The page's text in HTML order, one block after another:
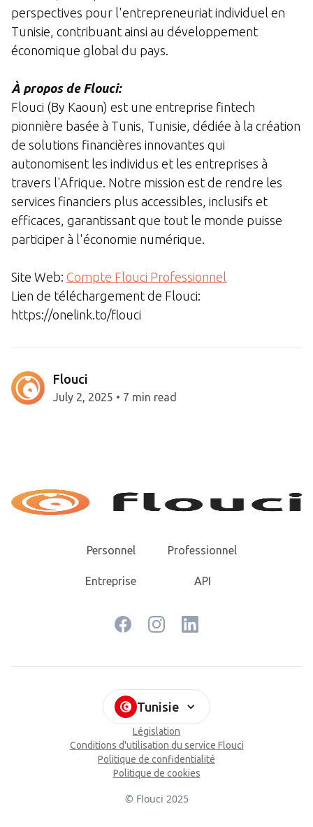
perspectives pour l'entrepreneuriat individuel en
Tunisie, contribuant ainsi au développement
économique global du pays.
À propos de Flouci:
Flouci (By Kaoun) est une entreprise fintech
pionnière basée à Tunis, Tunisie, dédiée à la création
de solutions financières innovantes qui
autonomisent les individus et les entreprises à
travers l'Afrique. Notre mission est de rendre les
services financiers plus accessibles, inclusifs et
efficaces, garantissant que tout le monde puisse
participer à l'économie numérique.
Site Web: Compte Flouci Professionnel
Lien de téléchargement de Flouci:
https://onelink.to/flouci
Flouci
July 2, 2025 • 7 min read
Personnel Professionnel
Entreprise API
© Flouci 2025
Législation
Conditions d'utilisation du service Flouci
Politique de confidentialité
Politique de cookies
Tunisie